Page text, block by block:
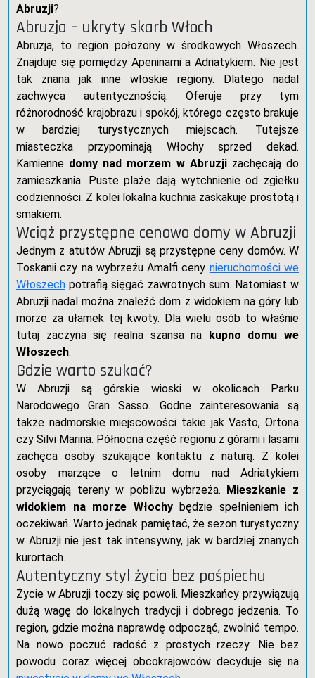
Abruzji?
Abruzja – ukryty skarb Włoch
Abruzja, to region położony w środkowych Włoszech.
Znajduje się pomiędzy Apeninami a Adriatykiem. Nie jest
tak znana jak inne włoskie regiony. Dlatego nadal
zachwyca autentycznością. Oferuje przy tym
różnorodność krajobrazu i spokój, którego często brakuje
w bardziej turystycznych miejscach. Tutejsze
miasteczka przypominają Włochy sprzed dekad.
Kamienne domy nad morzem w Abruzjizachęcają do
zamieszkania. Puste plaże dają wytchnienie od zgiełku
codzienności. Z kolei lokalna kuchnia zaskakuje prostotą i
smakiem.
Wciąż przystępne cenowo domy w Abruzji
Jednym z atutów Abruzji są przystępne ceny domów. W
Toskanii czy na wybrzeżu Amalfi ceny nieruchomości we
Włoszech potrafią sięgać zawrotnych sum. Natomiast w
Abruzji nadal można znaleźć dom z widokiem na góry lub
morze za ułamek tej kwoty. Dla wielu osób to właśnie
tutaj zaczyna się realna szansa na kupno domu we
Włoszech.
Gdzie warto szukać?
W Abruzji są górskie wioski w okolicach Parku
Narodowego Gran Sasso. Godne zainteresowania są
także nadmorskie miejscowości takie jak Vasto, Ortona
czy Silvi Marina. Północna część regionu z górami i lasami
zachęca osoby szukające kontaktu z naturą. Z kolei
osoby marzące o letnim domu nad Adriatykiem
przyciągają tereny w pobliżu wybrzeża. Mieszkanie z
widokiem na morze Włochybędzie spełnieniem ich
oczekiwań. Warto jednak pamiętać, że sezon turystyczny
w Abruzji nie jest tak intensywny, jak w bardziej znanych
kurortach.
Autentyczny styl życia bez pośpiechu
Życie w Abruzji toczy się powoli. Mieszkańcy przywiązują
dużą wagę do lokalnych tradycji i dobrego jedzenia. To
region, gdzie można naprawdę odpocząć, zwolnić tempo.
Na nowo poczuć radość z prostych rzeczy. Nie bez
powodu coraz więcej obcokrajowców decyduje się na